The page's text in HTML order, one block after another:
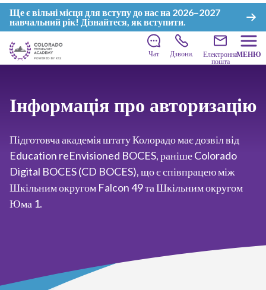
Ще є вільні місця для вступу до нас на 2026–2027
навчальний рік! Дізнайтеся, як вступити.
Чат Дзвони.
Електронна
пошта
МЕНЮ
Інформація про авторизацію
Підготовча академія штату Колорадо має дозвіл від
Education reEnvisioned BOCES, раніше Colorado
Digital BOCES (CD BOCES), що є співпрацею між
Шкільним округом Falcon 49 та Шкільним округом
Юма 1.